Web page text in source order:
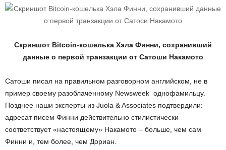
Скриншот Bitcoin-кошелька Хэла Финни, сохранивший
данные о первой транзакции от Сатоши Накамото
Сатоши писал на правильном разговорном английском, не в
пример своему разоблаченному Newsweek однофамильцу.
Позднее наши эксперты из Juola & Associates подтвердили:
адресат писем Финни действительно стилистически
соответствует «настоящему» Накамото – больше, чем сам
Финни и, тем более, чем Дориан.